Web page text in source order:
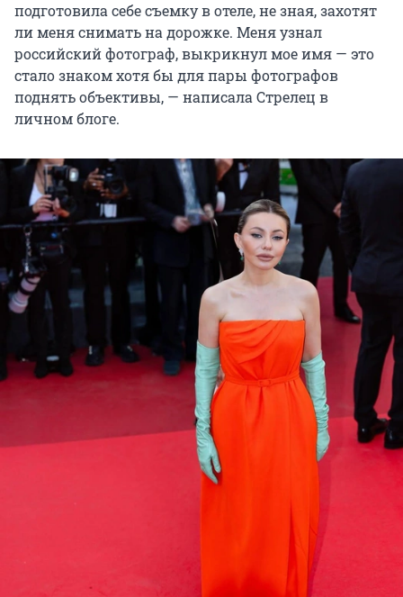
подготовила себе съемку в отеле, не зная, захотят
ли меня снимать на дорожке. Меня узнал
российский фотограф, выкрикнул мое имя — это
стало знаком хотя бы для пары фотографов
поднять объективы, — написала Стрелец в
личном блоге.